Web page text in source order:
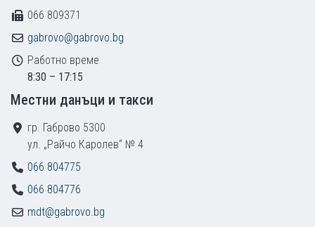
066 809371
gabrovo@gabrovo.bg
Работно време
8:30 – 17:15
Местни данъци и такси
гр. Габрово 5300
ул. „Райчо Каролев“ № 4
066 804775
066 804776
mdt@gabrovo.bg